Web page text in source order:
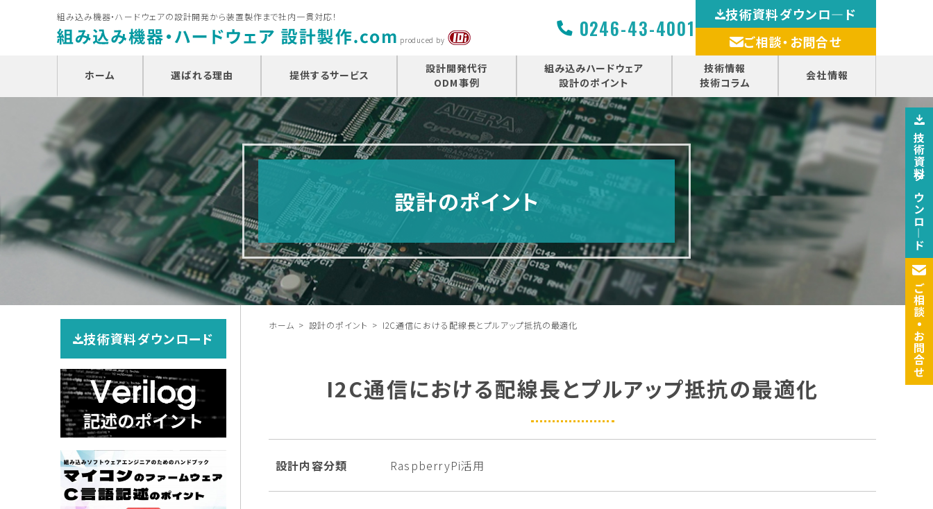
組み込み機器・ハードウェアの設計開発から装置製作まで社内一貫対応！
produced by 0246-43-4001
技術資料ダウンロ―ド
ご相談・お問合せ
ホーム 選ばれる理由 提供するサービス
設計開発代行
ODM事例
組み込みハードウェア
設計のポイント
技術情報
技術コラム
会社情報
設計のポイント
ホーム 設計のポイント I2C通信における配線長とプルアップ抵抗の最適化
I2C通信における配線長とプルアップ抵抗の最適化
設計内容分類 RaspberryPi活用
技術資料ダウンロード
技術資料ダウンロ―ド
ご相談
・
お問合せ